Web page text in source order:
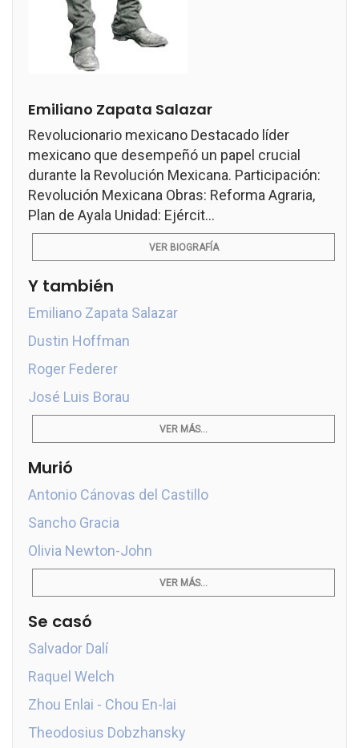
Emiliano Zapata Salazar
Revolucionario mexicano Destacado líder
mexicano que desempeñó un papel crucial
durante la Revolución Mexicana. Participación:
Revolución Mexicana Obras: Reforma Agraria,
Plan de Ayala Unidad: Ejércit...
VER BIOGRAFÍA
Y también
Emiliano Zapata Salazar
Dustin Hoffman
Roger Federer
José Luis Borau
VER MÁS...
Murió
Antonio Cánovas del Castillo
Sancho Gracia
Olivia Newton-John
VER MÁS...
Se casó
Salvador Dalí
Raquel Welch
Zhou Enlai - Chou En-lai
Theodosius Dobzhansky